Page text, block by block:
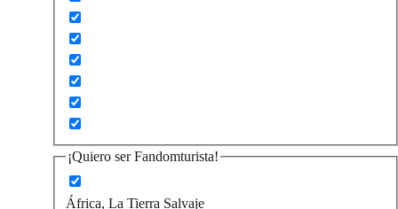
¡Quiero ser Fandomturista!
África, La Tierra Salvaje